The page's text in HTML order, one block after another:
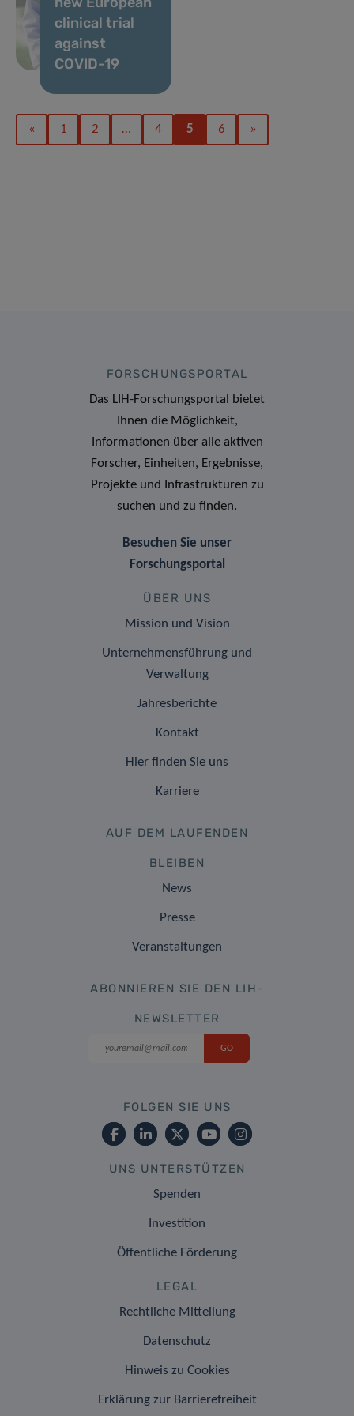
clinical trial
against
COVID-19
« 1 2 … 4 5 6 »
FORSCHUNGSPORTAL
Das LIH-Forschungsportal bietet
Ihnen die Möglichkeit,
Informationen über alle aktiven
Forscher, Einheiten, Ergebnisse,
Projekte und Infrastrukturen zu
suchen und zu finden.
Besuchen Sie unser
Forschungsportal
ÜBER UNS
Mission und Vision
Unternehmensführung und
Verwaltung
Jahresberichte
Kontakt
Hier finden Sie uns
Karriere
AUF DEM LAUFENDEN
BLEIBEN
News
Presse
Veranstaltungen
ABONNIEREN SIE DEN LIH-
NEWSLETTER
FOLGEN SIE UNS
UNS UNTERSTÜTZEN
Spenden
Investition
Öffentliche Förderung
LEGAL
Rechtliche Mitteilung
Datenschutz
Hinweis zu Cookies
Erklärung zur Barrierefreiheit